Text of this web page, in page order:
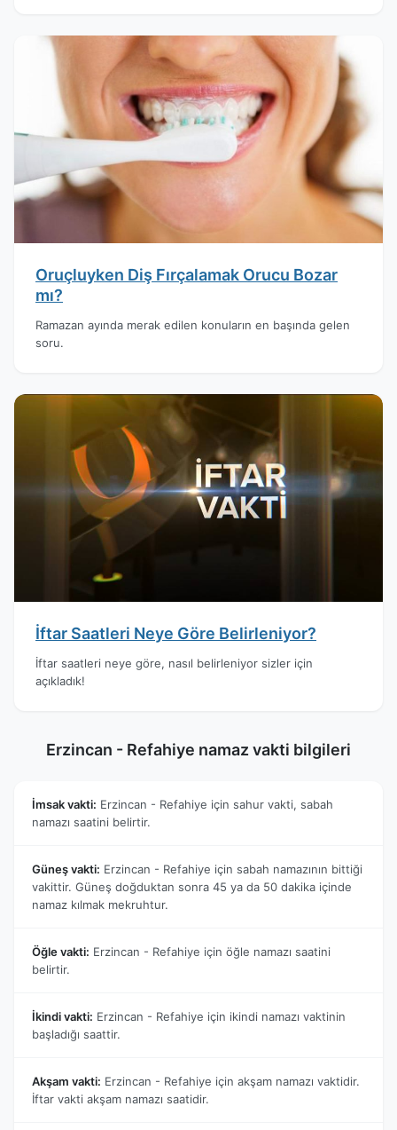
Oruçluyken Diş Fırçalamak Orucu Bozar
mı?
Ramazan ayında merak edilen konuların en başında gelen
soru.
İftar Saatleri Neye Göre Belirleniyor?
İftar saatleri neye göre, nasıl belirleniyor sizler için
açıkladık!
Erzincan - Refahiye namaz vakti bilgileri
İmsak vakti: Erzincan - Refahiye için sahur vakti, sabah
namazı saatini belirtir.
Güneş vakti: Erzincan - Refahiye için sabah namazının bittiği
vakittir. Güneş doğduktan sonra 45 ya da 50 dakika içinde
namaz kılmak mekruhtur.
Öğle vakti: Erzincan - Refahiye için öğle namazı saatini
belirtir.
İkindi vakti: Erzincan - Refahiye için ikindi namazı vaktinin
başladığı saattir.
Akşam vakti: Erzincan - Refahiye için akşam namazı vaktidir.
İftar vakti akşam namazı saatidir.